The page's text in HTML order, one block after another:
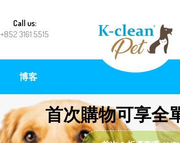
Call us:
+852 3161 5515
博客
首次購物可享全